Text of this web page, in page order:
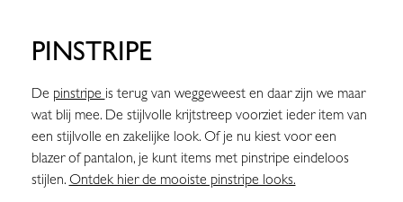
PINSTRIPE
De pinstripe is terug van weggeweest en daar zijn we maar
wat blij mee. De stijlvolle krijtstreep voorziet ieder item van
een stijlvolle en zakelijke look. Of je nu kiest voor een
blazer of pantalon, je kunt items met pinstripe eindeloos
stijlen. Ontdek hier de mooiste pinstripe looks.